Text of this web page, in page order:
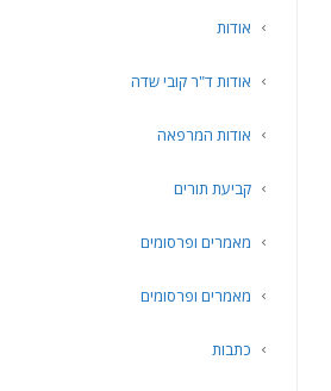
אודות
אודות ד"ר קובי שדה
אודות המרפאה
קביעת תורים
מאמרים ופרסומים
מאמרים ופרסומים
כתבות